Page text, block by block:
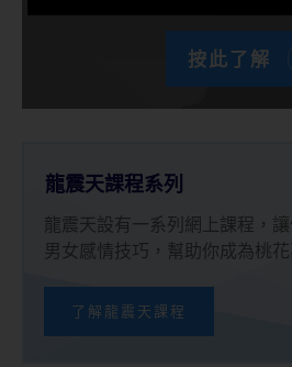
按此了解
龍震天課程系列
龍震天設有一系列網上課程，
男女感情技巧，幫助你成為桃
了解龍震天課程